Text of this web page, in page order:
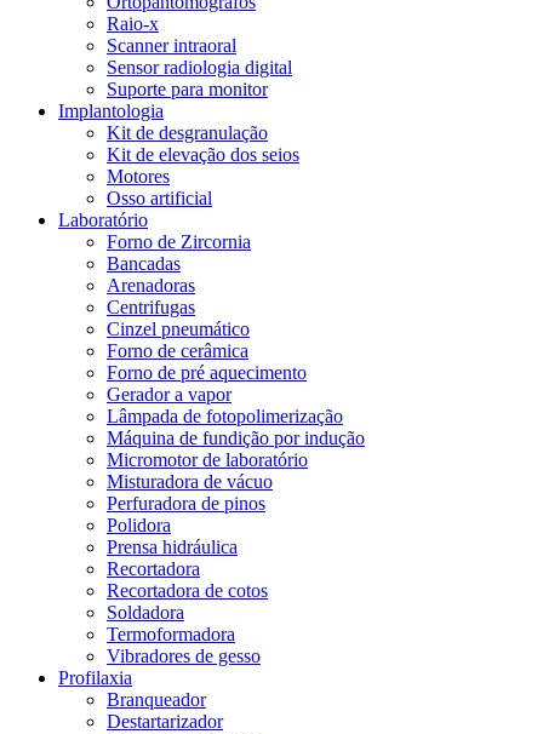
Raio-x
Scanner intraoral
Sensor radiologia digital
Suporte para monitor
Implantologia
Kit de desgranulação
Kit de elevação dos seios
Motores
Osso artificial
Laboratório
Forno de Zircornia
Bancadas
Arenadoras
Centrifugas
Cinzel pneumático
Forno de cerâmica
Forno de pré aquecimento
Gerador a vapor
Lâmpada de fotopolimerização
Máquina de fundição por indução
Micromotor de laboratório
Misturadora de vácuo
Perfuradora de pinos
Polidora
Prensa hidráulica
Recortadora
Recortadora de cotos
Soldadora
Termoformadora
Vibradores de gesso
Profilaxia
Branqueador
Destartarizador